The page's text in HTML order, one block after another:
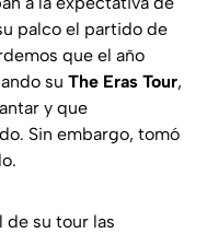
palco el partido de
que el año
su The Eras Tour,
y que
Sin embargo, tomó
de su tour las